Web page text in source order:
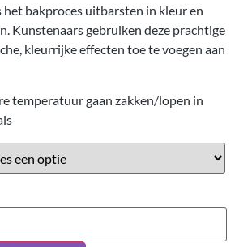
bakproces uitbarsten in kleur en
Kunstenaars gebruiken deze prachtige
kleurrijke effecten toe te voegen aan
temperatuur gaan zakken/lopen in